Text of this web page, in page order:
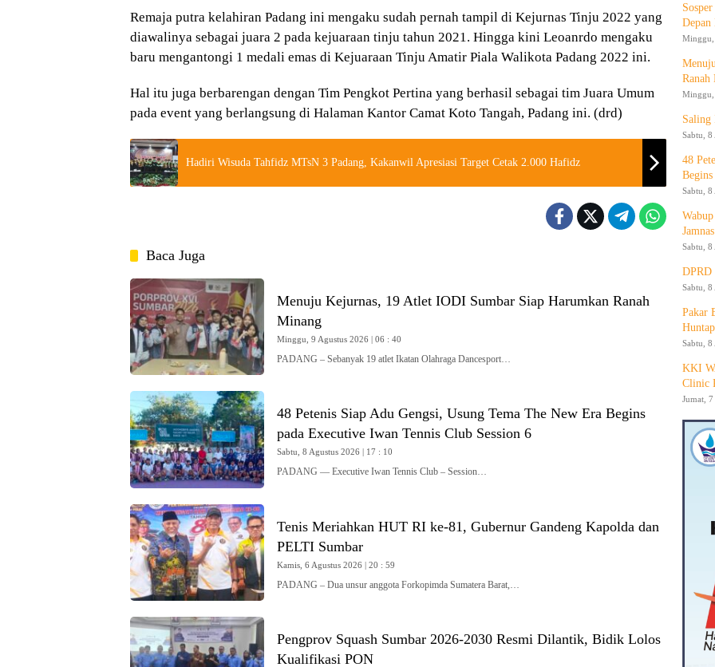
Remaja putra kelahiran Padang ini mengaku sudah pernah tampil di Kejurnas Tinju 2022 yang
diawalinya sebagai juara 2 pada kejuaraan tinju tahun 2021. Hingga kini Leoanrdo mengaku
baru mengantongi 1 medali emas di Kejuaraan Tinju Amatir Piala Walikota Padang 2022 ini.
Hal itu juga berbarengan dengan Tim Pengkot Pertina yang berhasil sebagai tim Juara Umum
pada event yang berlangsung di Halaman Kantor Camat Koto Tangah, Padang ini. (drd)
Hadiri Wisuda Tahfidz MTsN 3 Padang, Kakanwil Apresiasi Target Cetak 2.000 Hafidz
Baca Juga
Menuju Kejurnas, 19 Atlet IODI Sumbar Siap Harumkan Ranah
Minang
Minggu, 9 Agustus 2026 | 06 : 40
PADANG – Sebanyak 19 atlet Ikatan Olahraga Dancesport…
48 Petenis Siap Adu Gengsi, Usung Tema The New Era Begins
pada Executive Iwan Tennis Club Session 6
Sabtu, 8 Agustus 2026 | 17 : 10
PADANG — Executive Iwan Tennis Club – Session…
Tenis Meriahkan HUT RI ke-81, Gubernur Gandeng Kapolda dan
PELTI Sumbar
Kamis, 6 Agustus 2026 | 20 : 59
PADANG – Dua unsur anggota Forkopimda Sumatera Barat,…
Pengprov Squash Sumbar 2026-2030 Resmi Dilantik, Bidik Lolos
Kualifikasi PON
Depan
Minggu,
Ranah
Minggu,
Saling
Sabtu, 8
48
Sabtu, 8
Sabtu, 8
DPRD
Sabtu, 8
Pakar
Sabtu, 8
KKI
Clinic
Jumat,